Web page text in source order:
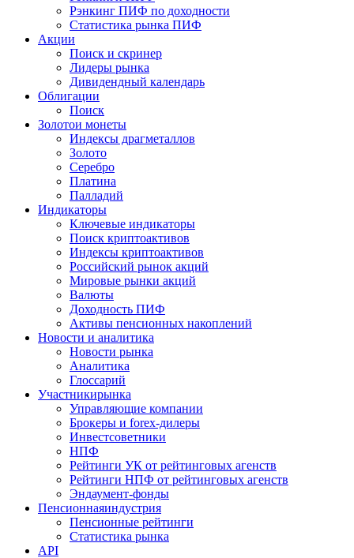
Рэнкинг ПИФ по доходности
Статистика рынка ПИФ
Акции
Поиск и скринер
Лидеры рынка
Дивидендный календарь
Облигации
Поиск
Золотои монеты
Индексы драгметаллов
Золото
Серебро
Платина
Палладий
Индикаторы
Ключевые индикаторы
Поиск криптоактивов
Индексы криптоактивов
Российский рынок акций
Мировые рынки акций
Валюты
Доходность ПИФ
Активы пенсионных накоплений
Новости и аналитика
Новости рынка
Аналитика
Глоссарий
Участникирынка
Управляющие компании
Брокеры и forex-дилеры
Инвестсоветники
НПФ
Рейтинги УК от рейтинговых агенств
Рейтинги НПФ от рейтинговых агенств
Эндаумент-фонды
Пенсионнаяиндустрия
Пенсионные рейтинги
Статистика рынка
API